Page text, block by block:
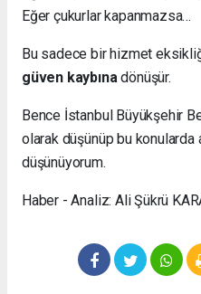
Eğer çukurlar kapanmazsa…
Bu sadece bir hizmet
güven kaybınadönüşür.
Bence İstanbul Büyükşehir
olarak düşünüp bu konularda
düşünüyorum.
Haber - Analiz: Ali Şükrü